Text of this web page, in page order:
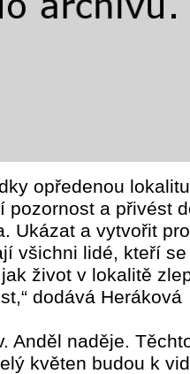
opředenou
pozornost a přivést
Ukázat a vytvořit
všichni lidé, kteří
život v lokalitě
dodává Heráková
Anděl naděje.
květen budou k